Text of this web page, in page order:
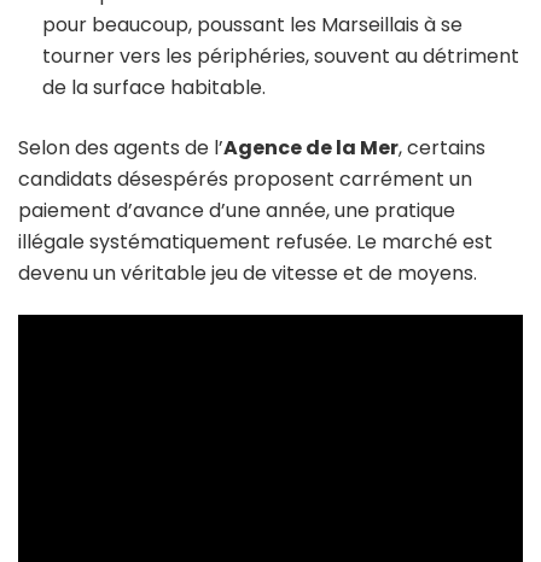
pour beaucoup, poussant les Marseillais à se
tourner vers les périphéries, souvent au détriment
de la surface habitable.
Selon des agents de l’Agence de la Mer, certains
candidats désespérés proposent carrément un
paiement d’avance d’une année, une pratique
illégale systématiquement refusée. Le marché est
devenu un véritable jeu de vitesse et de moyens.